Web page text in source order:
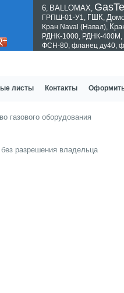
6 BALLOMAX
ГРПШ-01-У1 ГШК
Кран Naval (Навал)
РДНК-1000 РДНК-400М
ФСН-80 фланец ду40
листы Контакты Оформить
газового оборудования
разрешения владельца